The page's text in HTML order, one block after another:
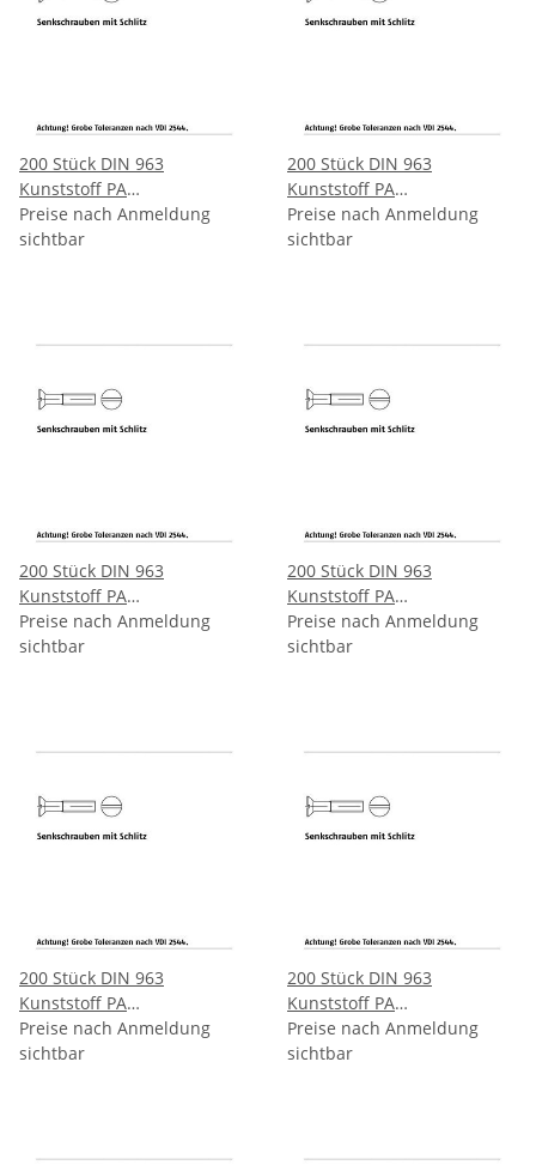
200 Stück DIN 963
Kunststoff PA
Senkkopfschrauben mit
Schlitz M3x10 mm
Preise nach Anmeldung
sichtbar
200 Stück DIN 963
Kunststoff PA
Senkkopfschrauben mit
Schlitz M3x12 mm
Preise nach Anmeldung
sichtbar
200 Stück DIN 963
Kunststoff PA
Senkkopfschrauben mit
Schlitz M3x16 mm
Preise nach Anmeldung
sichtbar
200 Stück DIN 963
Kunststoff PA
Senkkopfschrauben mit
Schlitz M3x20 mm
Preise nach Anmeldung
sichtbar
200 Stück DIN 963
Kunststoff PA
Senkkopfschrauben mit
Schlitz M4x10 mm
Preise nach Anmeldung
sichtbar
200 Stück DIN 963
Kunststoff PA
Senkkopfschrauben mit
Schlitz M4x12 mm
Preise nach Anmeldung
sichtbar